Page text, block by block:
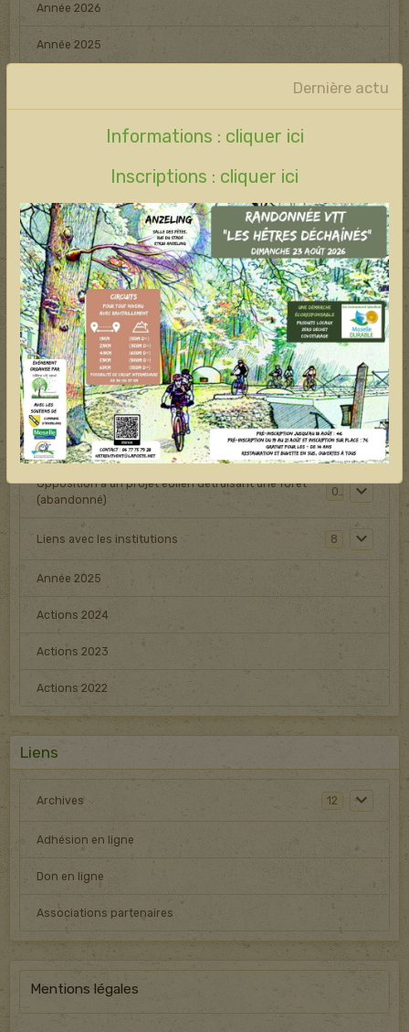
Année 2026
Année 2025
Elu : préserver les boisements
Protéger les arbres
Construire un nichoir
Jardins et canicule
Hêtre kit,matériel à emprunter
Animal en détresse
Bilan des actions
Opposition à un projet éolien détruisant une forêt
(abandonné)
Liens avec les institutions 8
Année 2025
Actions 2024
Actions 2023
Actions 2022
Liens
Archives 12
Adhésion en ligne
Don en ligne
Associations partenaires
Mentions légales
Dernière actu
Informations : cliquer ici
Inscriptions : cliquer ici